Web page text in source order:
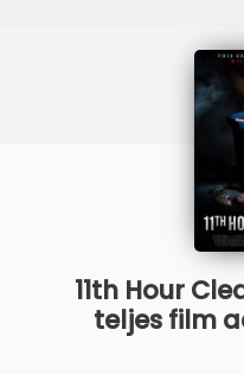
11th Hour
teljes film